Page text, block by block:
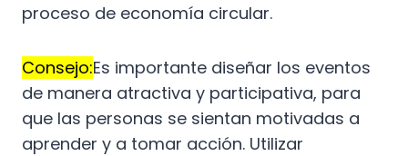
proceso de economía circular.
Consejo:Es importante diseñar los eventos
de manera atractiva y participativa, para
que las personas se sientan motivadas a
aprender y a tomar acción. Utilizar